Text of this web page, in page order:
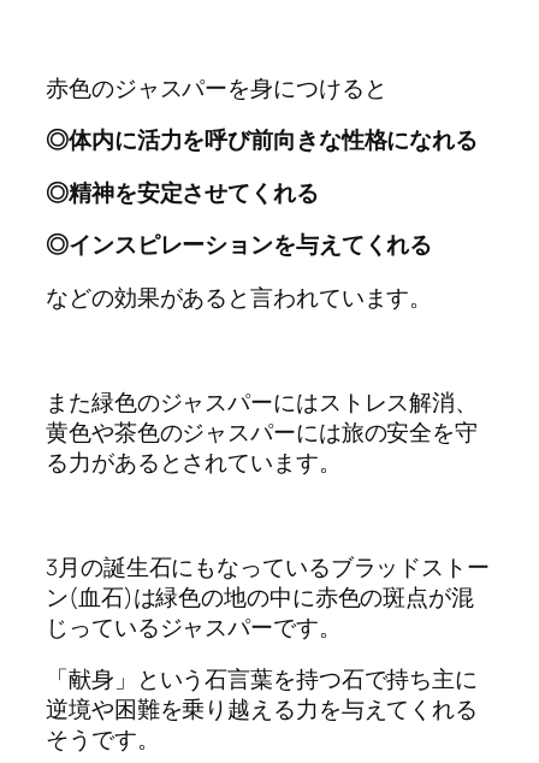
赤色のジャスパーを身につけると
◎体内に活力を呼び前向きな性格になれる
◎精神を安定させてくれる
◎インスピレーションを与えてくれる
などの効果があると言われています。
また緑色のジャスパーにはストレス解消、
黄色や茶色のジャスパーには旅の安全を守
る力があるとされています。
3月の誕生石にもなっているブラッドストー
ン(血石)は緑色の地の中に赤色の斑点が混
じっているジャスパーです。
「献身」という石言葉を持つ石で持ち主に
逆境や困難を乗り越える力を与えてくれる
そうです。